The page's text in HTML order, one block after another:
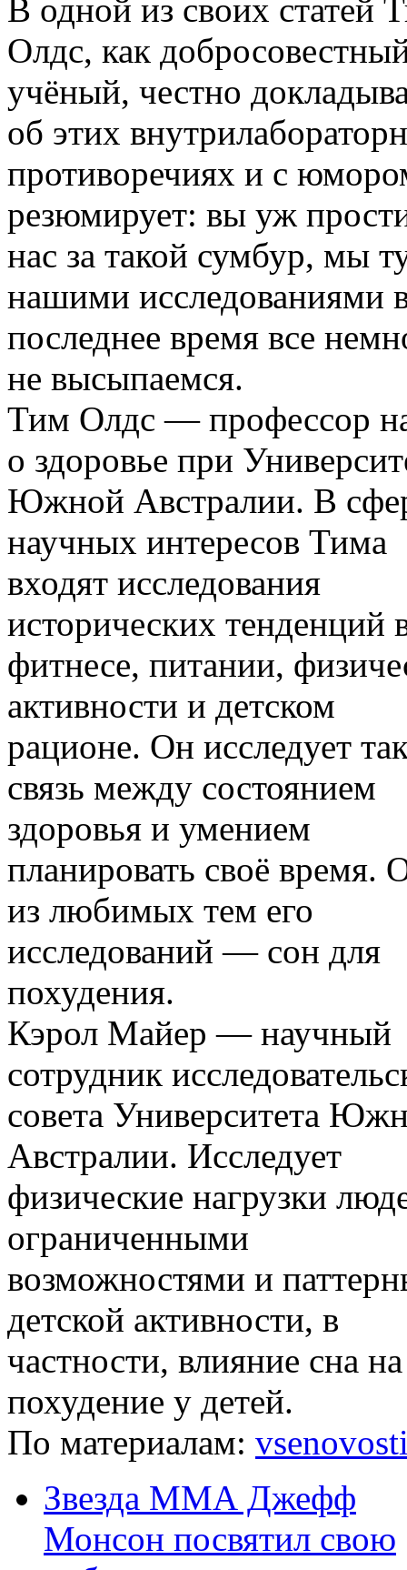
В одной из своих статей
Олдс, как
учёный, честно
об этих
противоречиях и с
резюмирует: вы уж
нас за такой сумбур, мы
нашими исследованиями
последнее время все
не высыпаемся.
Тим Олдс — профессор
о здоровье при
Южной Австралии. В
научных интересов Тима
входят исследования
исторических тенденций
фитнесе, питании,
активности и детском
рационе. Он исследует
связь между состоянием
здоровья и умением
планировать своё время.
из любимых тем его
исследований — сон для
похудения.
Кэрол Майер — научный
сотрудник
совета Университета
Австралии. Исследует
физические нагрузки
ограниченными
возможностями и
детской активности, в
частности, влияние сна на
похудение у детей.
По материалам:
Звезда ММА Джефф
Монсон посвятил свою